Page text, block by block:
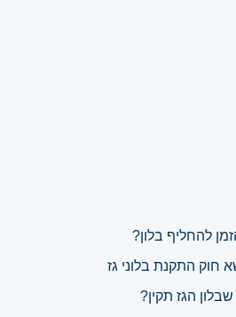
להחליף בלון?
חוק התקנת בלוני גז
הגז תקין?